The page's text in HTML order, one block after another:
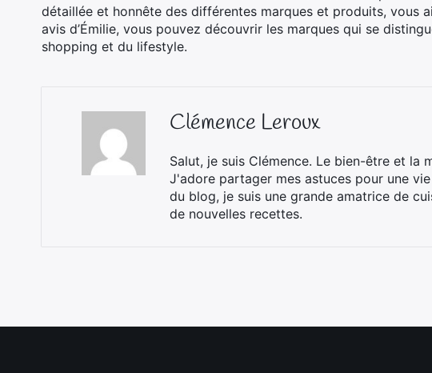
détaillée et honnête des différentes marques et produits, vous
avis d’Émilie, vous pouvez découvrir les marques qui se
shopping et du lifestyle.
Clémence Leroux
Salut, je suis Clémence. Le bien-être et la
J'adore partager mes astuces pour une
du blog, je suis une grande amatrice de
de nouvelles recettes.